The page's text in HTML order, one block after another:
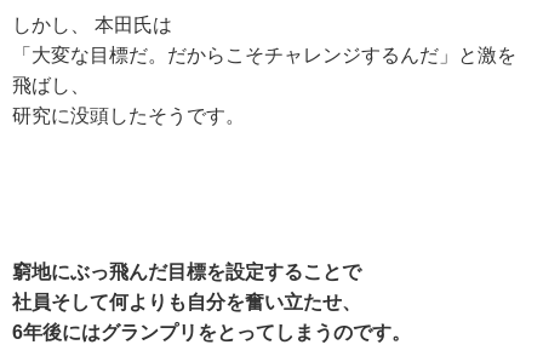
しかし、 本田氏は
「大変な目標だ。だからこそチャレンジするんだ」と激を
飛ばし、
研究に没頭したそうです。
窮地にぶっ飛んだ目標を設定することで
社員そして何よりも自分を奮い立たせ、
6年後にはグランプリをとってしまうのです。